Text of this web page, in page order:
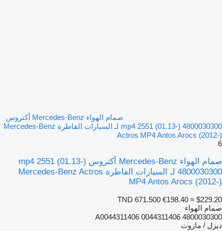
صمام الهواء Mercedes-Benz أكتروس
mp4 2551 (01.13-) 4800030300 لـ السيارات القاطرة Mercedes-Benz
Actros MP4 Antos Arocs (2012-)
6
صمام الهواء Mercedes-Benz أكتروس mp4 2551 (01.13-)
4800030300 لـ السيارات القاطرة Mercedes-Benz Actros
MP4 Antos Arocs (2012-)
TND 671.500 €198.40 ≈ $229.20
صمام الهواء
4800030300 0044311406 A0044311406
ديزل / مازوت